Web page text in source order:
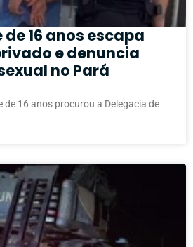
16 anos escapa
e denuncia
no Pará
16 anos procurou a Delegacia de